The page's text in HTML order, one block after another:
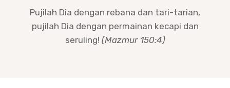
Pujilah Dia dengan rebana dan tari-tarian,
pujilah Dia dengan permainan kecapi dan
seruling! (Mazmur 150:4)